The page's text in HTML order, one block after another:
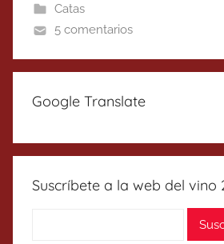
Catas
5 comentarios
Google Translate
Suscríbete a la web del vino